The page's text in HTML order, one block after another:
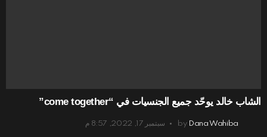
الشاب خالد يوحّد جميع الجنسيات في “come together”
by Dana Wahiba سبتمبر 17, 2022, 8:57 م